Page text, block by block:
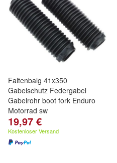
Faltenbalg 41x350
Gabelschutz Federgabel
Gabelrohr boot fork Enduro
Motorrad sw
19,97 €
Kostenloser Versand